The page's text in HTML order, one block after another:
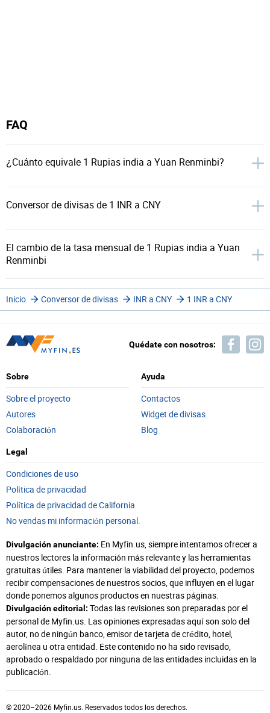
FAQ
¿Cuánto equivale 1 Rupias india a Yuan Renminbi?
Conversor de divisas de 1 INR a CNY
El cambio de la tasa mensual de 1 Rupias india a Yuan
Renminbi
Inicio Conversor de divisas INR a CNY 1 INR a CNY
Quédate con nosotros:
Sobre
Sobre el proyecto
Autores
Colaboración
Ayuda
Contactos
Widget de divisas
Blog
Legal
Condiciones de uso
Política de privacidad
Política de privacidad de California
No vendas mi información personal.
Divulgación anunciante: En Myfin.us, siempre intentamos ofrecer a
nuestros lectores la información más relevante y las herramientas
gratuitas útiles. Para mantener la viabilidad del proyecto, podemos
recibir compensaciones de nuestros socios, que influyen en el lugar
donde ponemos algunos productos en nuestras páginas.
Divulgación editorial: Todas las revisiones son preparadas por el
personal de Myfin.us. Las opiniones expresadas aquí son solo del
autor, no de ningún banco, emisor de tarjeta de crédito, hotel,
aerolínea u otra entidad. Este contenido no ha sido revisado,
aprobado o respaldado por ninguna de las entidades incluidas en la
publicación.
© 2020–2026 Myfin.us. Reservados todos los derechos.